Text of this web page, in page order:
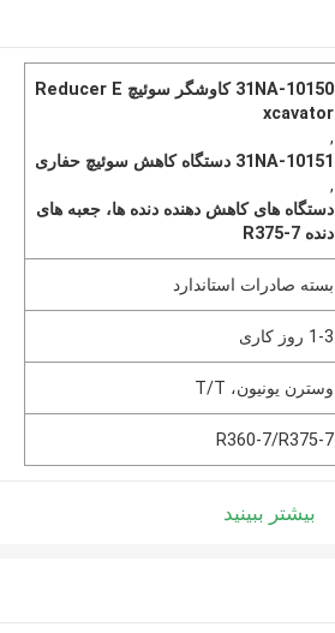
31NA-10150 کاوشگر سوئیچ Reducer E
xcavator
,
31NA-10151 دستگاه کاهش سوئیچ حفاری
,
دستگاه های کاهش دهنده دنده ها، جعبه های
دنده R375-7
بسته صادرات استاندارد
1-3 روز کاری
وسترن یونیون، T/T
R360-7/R375-7
بیشتر ببینید